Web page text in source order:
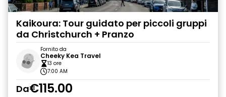
Kaikoura: Tour guidato per piccoli gruppi
da Christchurch + Pranzo
Fornito da
Cheeky Kea Travel
13 ore
7:00 AM
Da€115.00